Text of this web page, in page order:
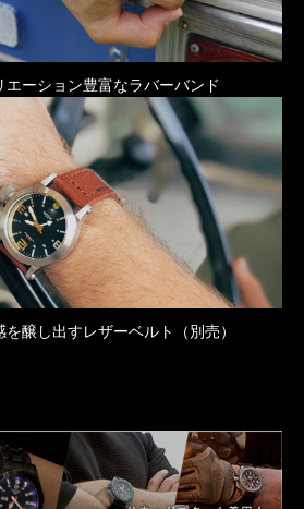
エーション豊富なラバーバンド
を醸し出すレザーベルト（別売）